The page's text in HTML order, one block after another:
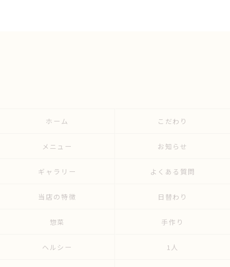
ホーム こだわり
メニュー お知らせ
ギャラリー よくある質問
当店の特徴 日替わり
惣菜 手作り
ヘルシー 1人